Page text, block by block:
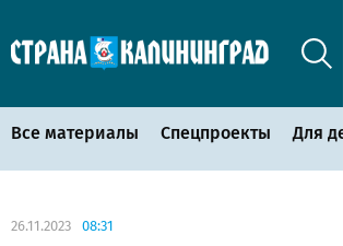
Все материалы Спецпроекты Для
26.11.2023 08:31